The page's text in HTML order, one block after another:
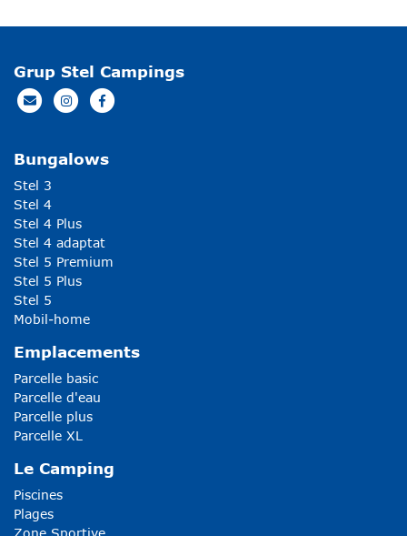
Grup Stel Campings
Bungalows
Stel 3
Stel 4
Stel 4 Plus
Stel 4 adaptat
Stel 5 Premium
Stel 5 Plus
Stel 5
Mobil-home
Emplacements
Parcelle basic
Parcelle d'eau
Parcelle plus
Parcelle XL
Le Camping
Piscines
Plages